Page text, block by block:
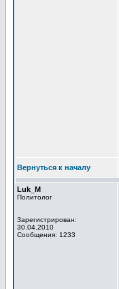
Вернуться к началу
Luk_M
Политолог
Зарегистрирован:
30.04.2010
Сообщения: 1233